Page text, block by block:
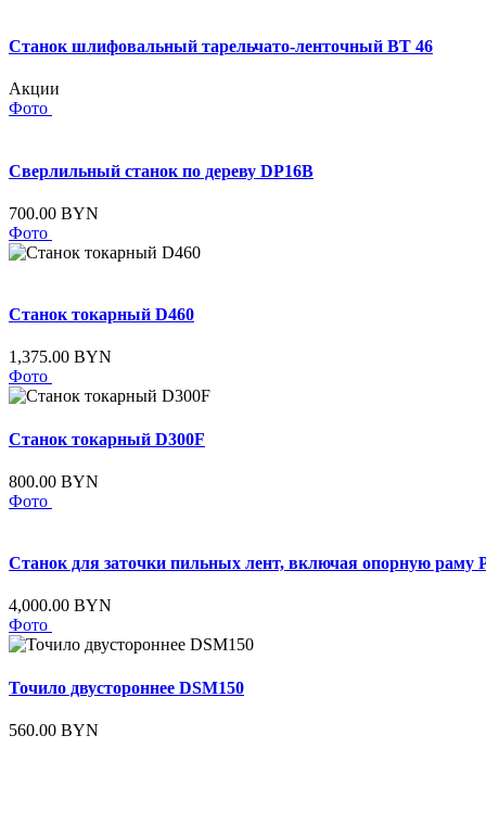
Станок шлифовальный тарельчато-ленточный BT 46
Акции
Фото
Сверлильный станок по дереву DP16B
700.00 BYN
Фото
Станок токарный D460
1,375.00 BYN
Фото
Станок токарный D300F
800.00 BYN
Фото
Станок для заточки пильных лент, включая опорную раму
4,000.00 BYN
Фото
Точило двустороннее DSM150
560.00 BYN